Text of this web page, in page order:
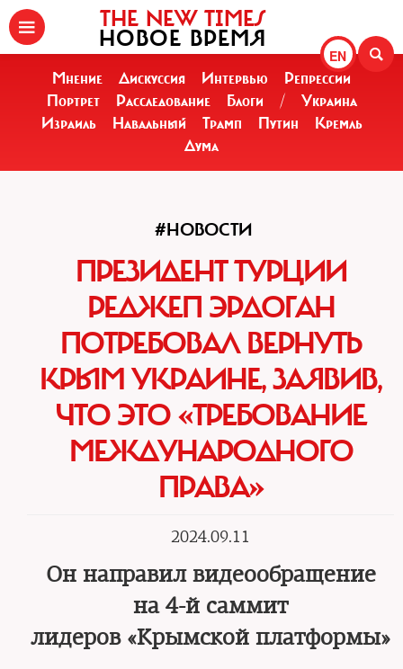
EN
THE NEW TIMES
НОВОЕ ВРЕМЯ
Мнение Дискуссия Интервью
Репрессии
Портрет
Расследование Блоги /
Украина
Израиль
Навальный Трамп Путин
Кремль
Дума
#НОВОСТИ
ПРЕЗИДЕНТ ТУРЦИИ
РЕДЖЕП ЭРДОГАН
ПОТРЕБОВАЛ ВЕРНУТЬ
КРЫМ УКРАИНЕ, ЗАЯВИВ,
ЧТО ЭТО «ТРЕБОВАНИЕ
МЕЖДУНАРОДНОГО
ПРАВА»
2024.09.11
Он направил видеообращение
на 4-й саммит
лидеров «Крымской платформы»